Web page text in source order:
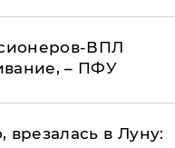
ВПЛ
– ПФУ
врезалась в Луну: